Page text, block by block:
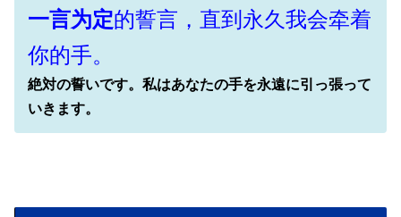
一言为定的誓言，直到永久我会牵着
你的手。
絶対の誓いです。私はあなたの手を永遠に引っ張って
いきます。